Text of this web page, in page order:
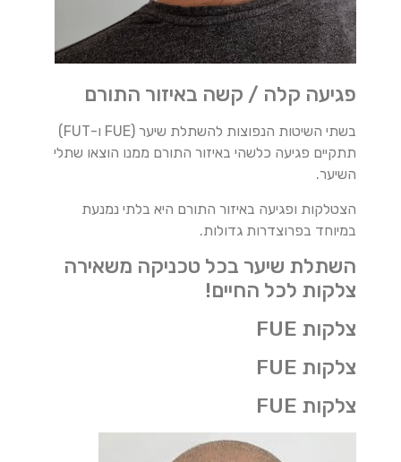
פגיעה קלה / קשה באיזור התורם
בשתי השיטות הנפוצות להשתלת שיער (FUE ו-FUT)
תתקיים פגיעה כלשהי באיזור התורם ממנו הוצאו שתלי
השיער.
הצטלקות ופגיעה באיזור התורם היא בלתי נמנעת
במיוחד בפרוצדרות גדולות.
השתלת שיער בכל טכניקה משאירה
צלקות לכל החיים!
צלקות FUE
צלקות FUE
צלקות FUE